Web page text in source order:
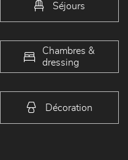
Séjours
Chambres &
dressing
Décoration